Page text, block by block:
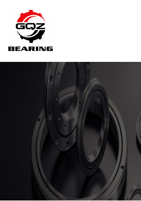
Главная
Продукция
Новости
Контакты